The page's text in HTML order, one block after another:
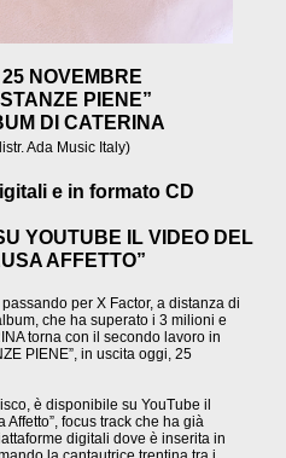
25 NOVEMBRE
PIENE”
DI CATERINA
Ada Music Italy)
e in formato CD
YOUTUBE IL VIDEO DEL
AFFETTO”
per X Factor, a distanza di
che ha superato i 3 milioni e
torna con il secondo lavoro in
PIENE”, in uscita oggi, 25
è disponibile su YouTube il
focus track che ha già
digitali dove è inserita in